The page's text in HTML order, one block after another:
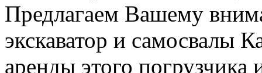
Предлагаем Вашему
экскаватор и самосвалы
аренды этого